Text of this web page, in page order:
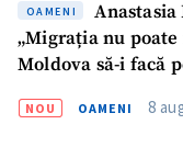
OAMENI
„Migrația nu
Moldova să-i facă
NOU OAMENI 8